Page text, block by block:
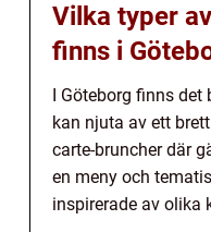
Vilka typer
finns i
I Göteborg finns
kan njuta av ett
carte-bruncher där
en meny och
inspirerade av olika